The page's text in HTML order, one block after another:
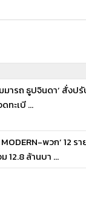
ารถ ธูปจินดา’ สั่งป
ทะเบี ...
พวก’ 12 ร
12.8 ล้านบา ...